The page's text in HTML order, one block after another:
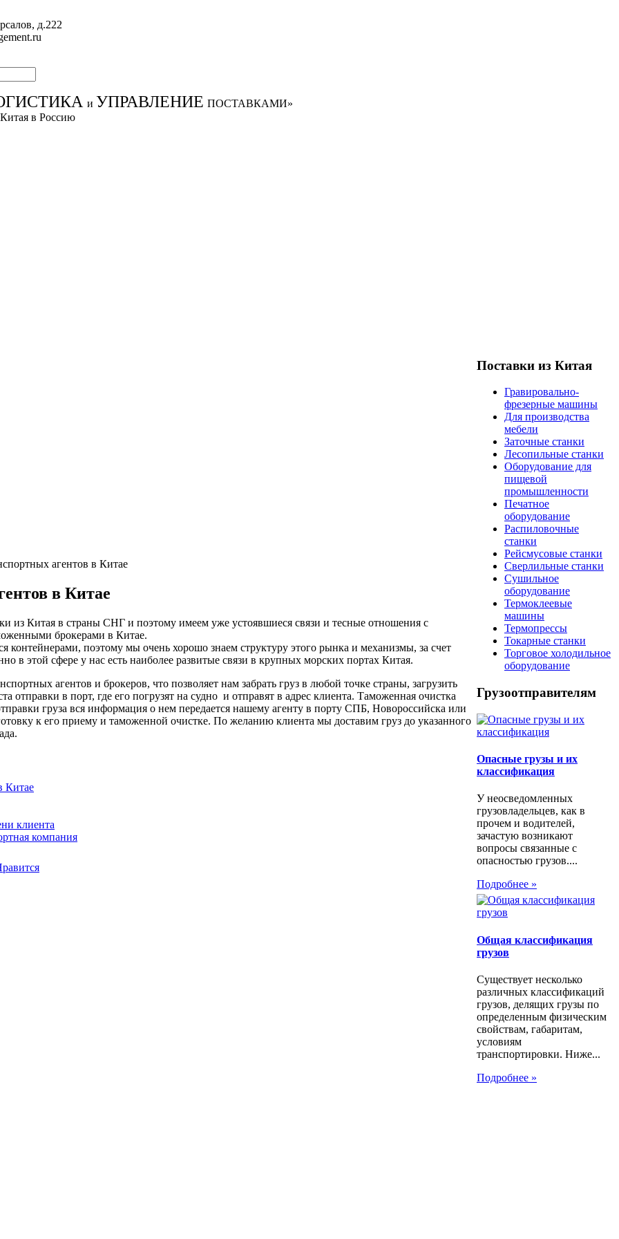
д.222
и УПРАВЛЕНИЕ ПОСТАВКАМИ»
Китая в Россию
агентов в Китае
в Китае
из Китая в страны СНГ и поэтому имеем уже устоявшиеся связи и тесные отношения с
брокерами в Китае.
контейнерами, поэтому мы очень хорошо знаем структуру этого рынка и механизмы, за счет
в этой сфере у нас есть наиболее развитые связи в крупных морских портах Китая.
агентов и брокеров, что позволяет нам забрать груз в любой точке страны, загрузить
отправки в порт, где его погрузят на судно и отправят в адрес клиента. Таможенная очистка
груза вся информация о нем передается нашему агенту в порту СПБ, Новороссийска или
к его приему и таможенной очистке. По желанию клиента мы доставим груз до указанного
Китае
клиента
компания
Поставки из Китая
Гравировально-
фрезерные машины
Для производства
мебели
Заточные станки
Лесопильные станки
Оборудование для
пищевой
промышленности
Печатное
оборудование
Распиловочные
станки
Рейсмусовые станки
Сверлильные станки
Сушильное
оборудование
Термоклеевые
машины
Термопрессы
Токарные станки
Торговое холодильное
оборудование
Грузоотправителям
Опасные грузы и их
классификация
У неосведомленных
грузовладельцев, как в
прочем и водителей,
зачастую возникают
вопросы связанные с
опасностью грузов....
Подробнее »
Общая классификация
грузов
Существует несколько
различных классификаций
грузов, делящих грузы по
определенным физическим
свойствам, габаритам,
условиям
транспортировки. Ниже...
Подробнее »